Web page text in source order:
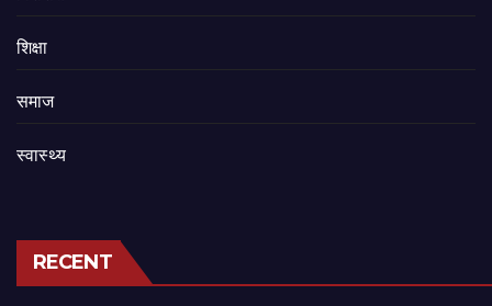
शिक्षा
समाज
स्वास्थ्य
RECENT